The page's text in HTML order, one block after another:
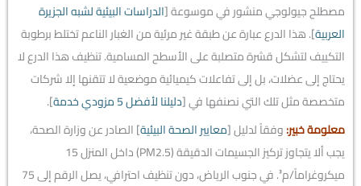
مصطلح جيولوجي منشور في موسوعة [الدراسات البيئية لشبه الجزيرة
العربية]. هذا الدرع عبارة عن طبقة غير مرئية من الغبار الناعم تختلط برطوبة
التكييف لتشكل قشرة متصلبة على الأسطح المسامية. تنظيف هذا الدرع لا
يحتاج إلى عضلات، بل إلى تفاعلات كيميائية موضعية لا تتقنها إلا شركات
متخصصة مثل تلك التي نصنفها في [دليلنا لأفضل 5 مزودي خدمة
].
معلومة خبير:وفقاً لدليل [معايير الصحة البيئية] الصادر عن وزارة الصحة،
يجب ألا يتجاوز تركيز الجسيمات الدقيقة (PM2.5) داخل المنزل 15
ميكروغراماً/م³. في جنوب الرياض، دون تنظيف احترافي، يصل الرقم إلى 75